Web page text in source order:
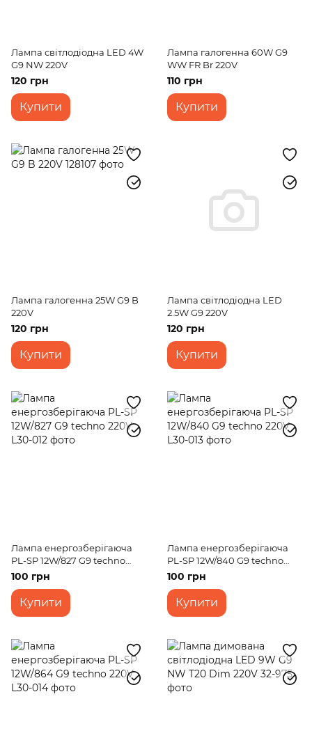
Лампа світлодіодна LED 4W
G9 NW 220V
120 грн
Купити
Лампа галогенна 60W G9
WW FR Br 220V
110 грн
Купити
Лампа галогенна 25W G9 B
220V
120 грн
Купити
Лампа світлодіодна LED
2.5W G9 220V
120 грн
Купити
Лампа енергозберігаюча
PL-SP 12W/827 G9 techno
220V
100 грн
Купити
Лампа енергозберігаюча
PL-SP 12W/840 G9 techno
220V
100 грн
Купити